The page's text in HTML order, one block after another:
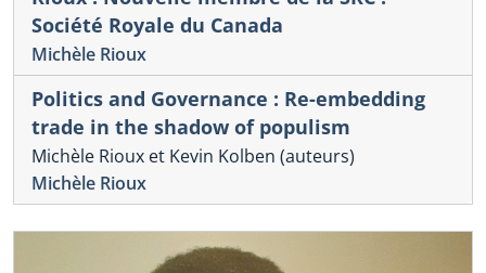
Société Royale du Canada
Michèle Rioux
Politics and Governance : Re-embedding
trade in the shadow of populism
Michèle Rioux et Kevin Kolben (auteurs)
Michèle Rioux